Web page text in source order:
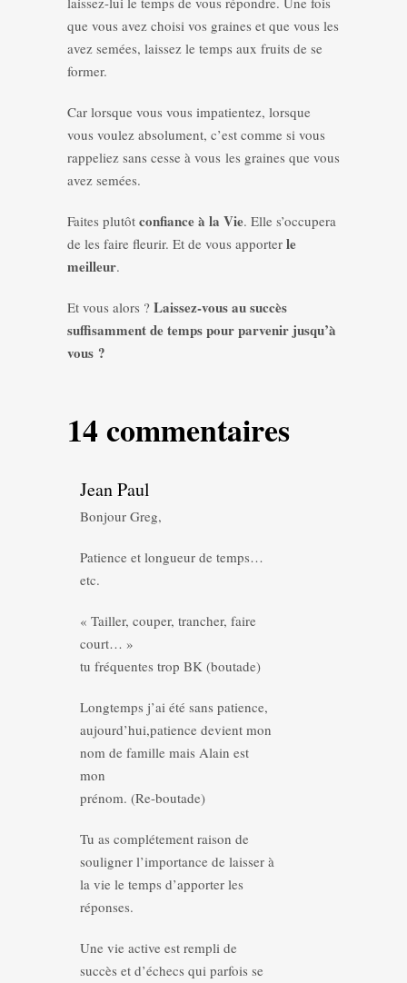
que vous avez choisi vos graines et que vous les
avez semées, laissez le temps aux fruits de se
former.
Car lorsque vous vous impatientez, lorsque
vous voulez absolument, c’est comme si vous
rappeliez sans cesse à vous les graines que vous
avez semées.
Faites plutôt confiance à la Vie. Elle s’occupera
de les faire fleurir. Et de vous apporter le
meilleur.
Et vous alors ? Laissez-vous au succès
suffisamment de temps pour parvenir jusqu’à
vous ?
14 commentaires
Jean Paul
Bonjour Greg,
Patience et longueur de temps…
etc.
« Tailler, couper, trancher, faire
court… »
tu fréquentes trop BK (boutade)
Longtemps j’ai été sans patience,
aujourd’hui,patience devient mon
nom de famille mais Alain est
mon
prénom. (Re-boutade)
Tu as complétement raison de
souligner l’importance de laisser à
la vie le temps d’apporter les
réponses.
Une vie active est rempli de
succès et d’échecs qui parfois se